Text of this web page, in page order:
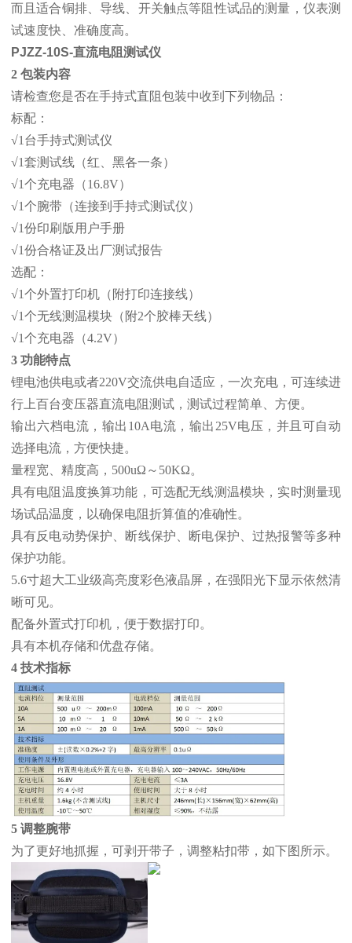
而且适合铜排、导线、开关触点等阻性试品的测量，仪表测
试速度快、准确度高。
PJZZ-10S-直流电阻测试仪
2 包装内容
请检查您是否在手持式直阻包装中收到下列物品：
标配：
√1台手持式测试仪
√1套测试线（红、黑各一条）
√1个充电器（16.8V）
√1个腕带（连接到手持式测试仪）
√1份印刷版用户手册
√1份合格证及出厂测试报告
选配：
√1个外置打印机（附打印连接线）
√1个无线测温模块（附2个胶棒天线）
√1个充电器（4.2V）
3 功能特点
锂电池供电或者220V交流供电自适应，一次充电，可连续进
行上百台变压器直流电阻测试，测试过程简单、方便。
输出六档电流，输出10A电流，输出25V电压，并且可自动
选择电流，方便快捷。
量程宽、精度高，500uΩ～50KΩ。
具有电阻温度换算功能，可选配无线测温模块，实时测量现
场试品温度，以确保电阻折算值的准确性。
具有反电动势保护、断线保护、断电保护、过热报警等多种
保护功能。
5.6寸超大工业级高亮度彩色液晶屏，在强阳光下显示依然清
晰可见。
配备外置式打印机，便于数据打印。
具有本机存储和优盘存储。
4 技术指标
5 调整腕带
为了更好地抓握，可剥开带子，调整粘扣带，如下图所示。